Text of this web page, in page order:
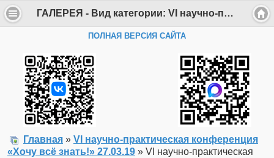
ГАЛЕРЕЯ - Вид категории: VI научно-практическая конференция «Хочу всё знать!» 27.03.19 - Фото: VI научно-практическая конференция «Хочу всё знать!» 27.03.19_73 - Департамент образования Администрации г. Саров
ПОЛНАЯ ВЕРСИЯ САЙТА
Главная » VI научно-практическая конференция
«Хочу всё знать!» 27.03.19 » VI научно-практическая